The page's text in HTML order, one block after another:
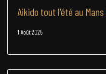
Aikido tout l'été au Mans
1 Août 2025